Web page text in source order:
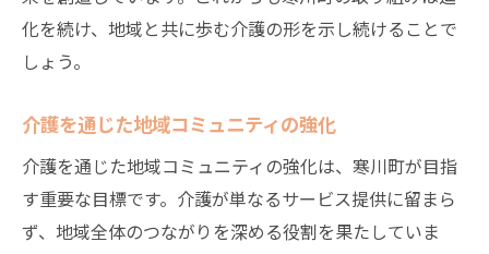
化を続け、地域と共に歩む介護の形を示し続けることで
しょう。
介護を通じた地域コミュニティの強化
介護を通じた地域コミュニティの強化は、寒川町が目指
す重要な目標です。介護が単なるサービス提供に留まら
ず、地域全体のつながりを深める役割を果たしていま